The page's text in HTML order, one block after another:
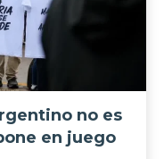
no es
en juego